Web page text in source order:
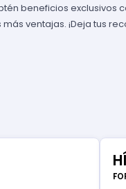
beneficios exclusivos
ventajas. ¡Deja tus